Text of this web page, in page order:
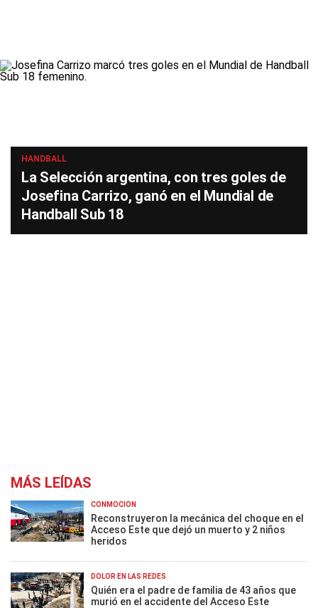
HANDBALL
La Selección argentina, con tres goles de
Josefina Carrizo, ganó en el Mundial de
Handball Sub 18
MÁS LEÍDAS
CONMOCIÓN
Reconstruyeron la mecánica del choque en el
Acceso Este que dejó un muerto y 2 niños
heridos
DOLOR EN LAS REDES
Quién era el padre de familia de 43 años que
murió en el accidente del Acceso Este